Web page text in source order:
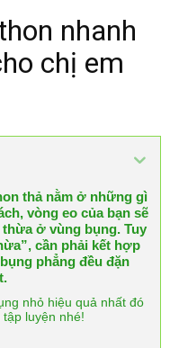
nhanh
chị em
thả nằm ở những gì
vòng eo của bạn sẽ
ở vùng bụng. Tuy
cần phải kết hợp
phẳng đều đặn
nhỏ hiệu quả nhất đó
luyện nhé!